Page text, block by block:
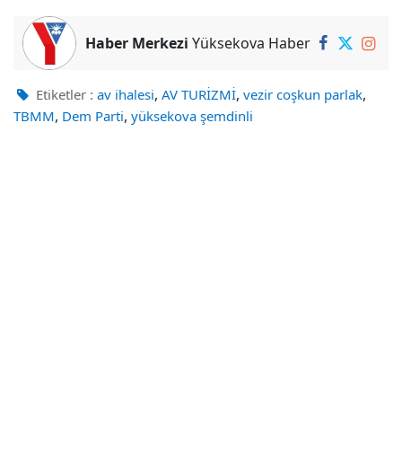
Haber Merkezi Yüksekova Haber
Etiketler : av ihalesi, AV TURİZMİ, vezir coşkun parlak,
TBMM, Dem Parti, yüksekova şemdinli